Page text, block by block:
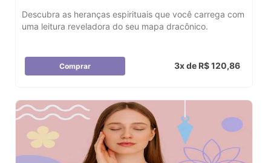
Descubra as heranças espirituais que você carrega com
uma leitura reveladora do seu mapa dracônico.
Comprar 3x de R$ 120,86